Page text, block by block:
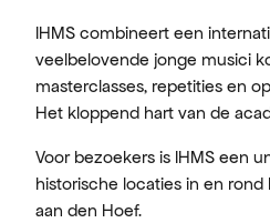
IHMS combineert een
veelbelovende jonge musici
masterclasses, repetities en
Het kloppend hart van de
Voor bezoekers is IHMS een
historische locaties in en
aan den Hoef.